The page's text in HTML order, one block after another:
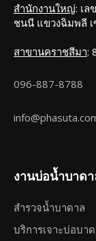
สำนักงานใหญ่: เ
ชนนี แขวงฉิมพลี
สาขานคราชสีมา:
096-887-8788
งานบ่อน้ำบาด
สำรวจน้ำบาดาล
บริการเจาะบ่อบา